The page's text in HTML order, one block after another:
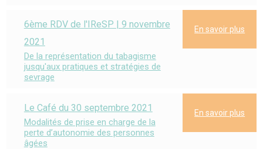
6ème RDV de l'IReSP | 9 novembre
2021
De la représentation du tabagisme
jusqu'aux pratiques et stratégies de
sevrage
En savoir plus
Le Café du 30 septembre 2021
Modalités de prise en charge de la
perte d’autonomie des personnes
âgées
En savoir plus